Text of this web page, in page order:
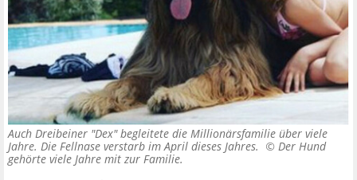
Auch Dreibeiner "Dex" begleitete die Millionärsfamilie über viele
Jahre. Die Fellnase verstarb im April dieses Jahres. © Der Hund
gehörte viele Jahre mit zur Familie.